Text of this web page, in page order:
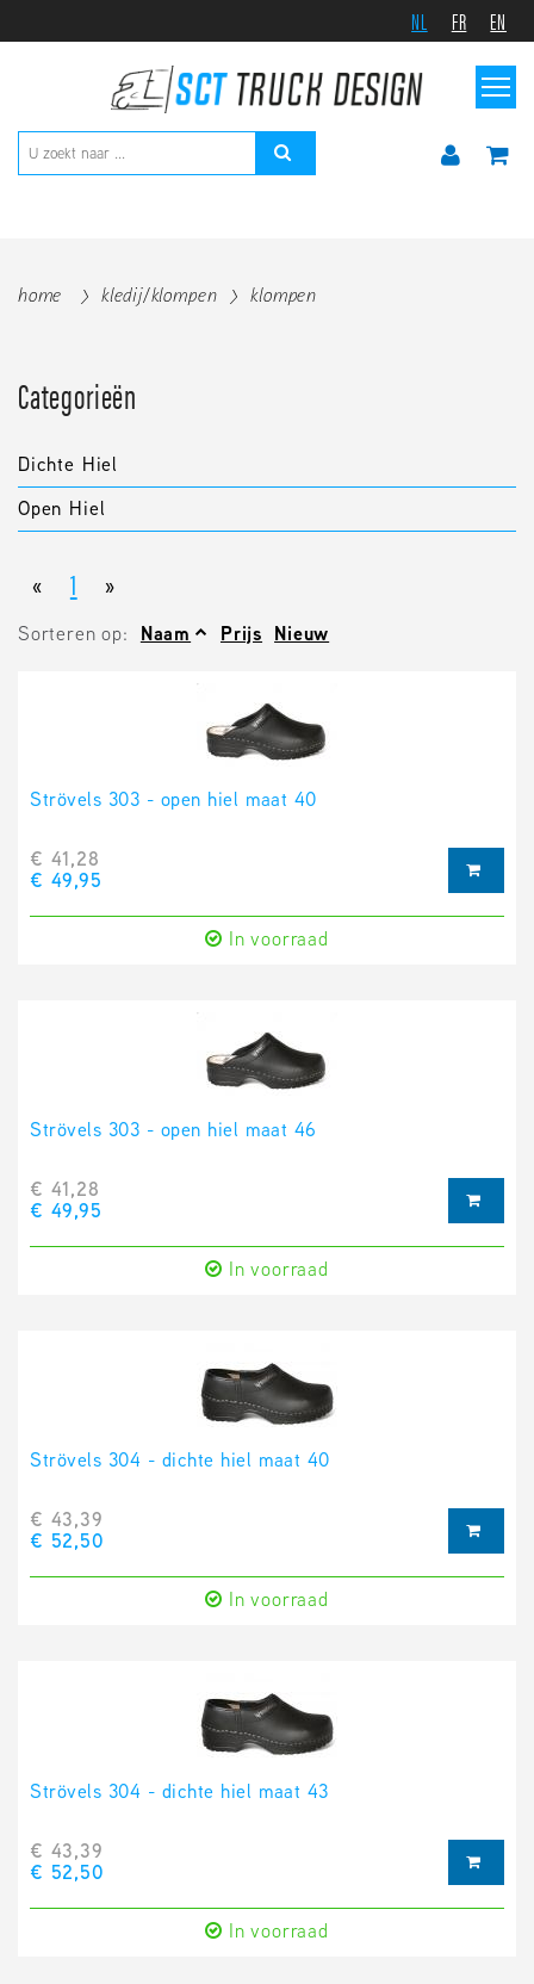
NL FR EN
home kledij/klompen klompen
Categorieën
Dichte Hiel
Open Hiel
« 1 »
Sorteren op: Naam Prijs Nieuw
Strövels 303 - open hiel maat 40
€ 41,28
€ 49,95
In voorraad
Strövels 303 - open hiel maat 46
€ 41,28
€ 49,95
In voorraad
Strövels 304 - dichte hiel maat 40
€ 43,39
€ 52,50
In voorraad
Strövels 304 - dichte hiel maat 43
€ 43,39
€ 52,50
In voorraad